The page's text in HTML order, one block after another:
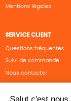
Mentions légales
SERVICE CLIENT
Questions fréquentes
Suivi de commande
Nous contacter